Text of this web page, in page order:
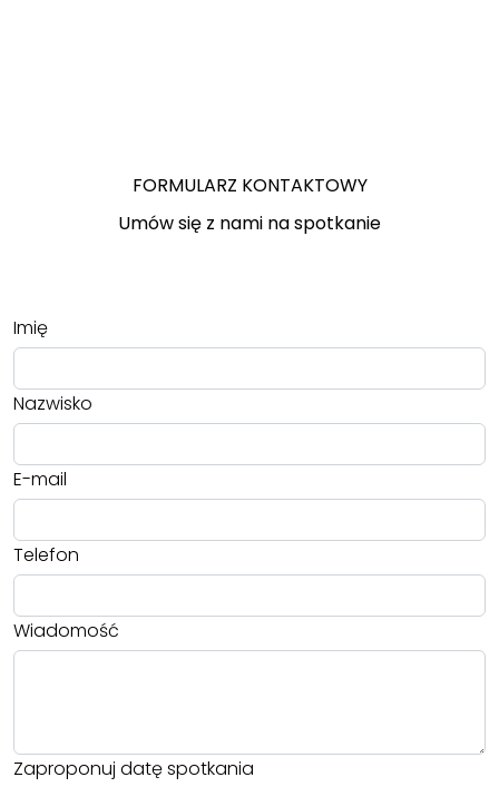
FORMULARZ KONTAKTOWY
Umów się z nami na spotkanie
Imię
Nazwisko
E-mail
Telefon
Wiadomość
Zaproponuj datę spotkania